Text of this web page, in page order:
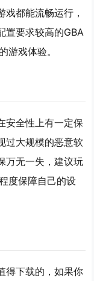
都能流畅运行，
置要求较高的GBA
游戏体验。
安全性上有一定保
过大规模的恶意软
万无一失，建议玩
度保障自己的设
得下载的，如果你